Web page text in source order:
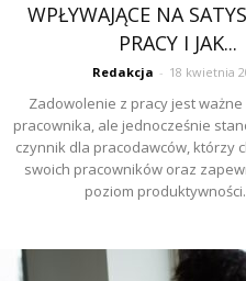
WPŁYWAJĄCE NA
PRACY I JAK...
Redakcja - 18 kwietnia
Zadowolenie z pracy jest
pracownika, ale jednocześnie
czynnik dla pracodawców, którzy
swoich pracowników oraz
poziom produktywności.